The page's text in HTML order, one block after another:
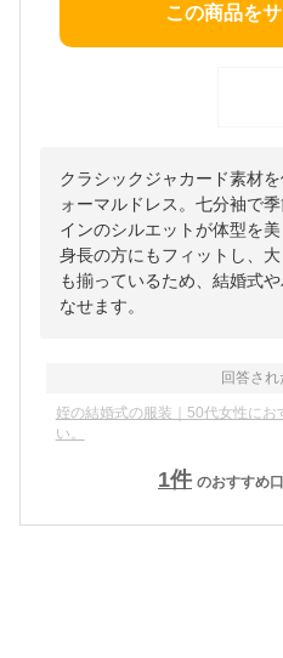
この商品を
クラシックジャカード素材
ォーマルドレス。七分袖で
インのシルエットが体型を
身長の方にもフィットし、
も揃っているため、結婚式
なせます。
回答され
姪の結婚式の服装｜50代女性にお
い。
1件 のおすすめ